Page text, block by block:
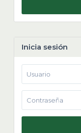
Inicia sesión